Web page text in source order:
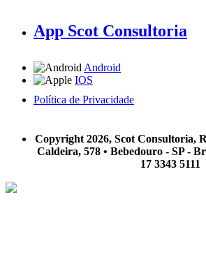
App Scot Consultoria
Android
IOS
Política de Privacidade
Copyright 2026, Scot Consultoria,
Caldeira, 578 • Bebedouro - SP -
17 3343 5111